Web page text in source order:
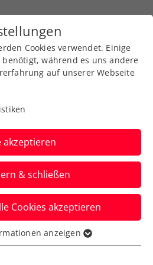
Team OÖTV
NÖTV
Cookies verwendet. Einige
während es uns andere
auf unserer Webseite
akzeptieren
& schließen
Cookies akzeptieren
für grundlegende
anzeigen